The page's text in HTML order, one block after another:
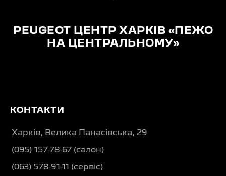
PEUGEOT ЦЕНТР ХАРКІВ «ПЕЖО
НА ЦЕНТРАЛЬНОМУ»
КОНТАКТИ
Харків, Велика Панасівська, 29
(095) 157-78-67 (салон)
(063) 578-91-11 (сервіс)